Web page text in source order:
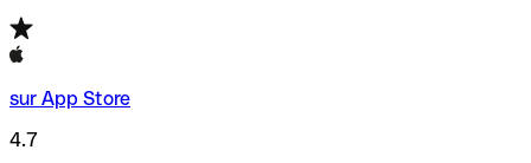
sur App Store
4.7